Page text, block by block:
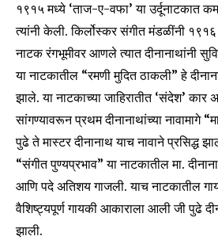
१९१५ मध्ये ‘ताज-ए-वफा’ या उर्दूनाटकात
त्यांनी केली. किर्लोस्कर संगीत मंडळींनी
नाटक रंगभूमीवर आणले त्यात दीनानाथांनी
या नाटकातील “रमणी मुदित ठाकली” हे
झाले. या नाटकाच्या जाहिरातीत ‘संदेश’ कार
सांगण्यावरून प्रथम दीनानाथांच्या नावामागे
पुढे ते मास्टर दीनानाथ याच नावाने प्रसिद्ध
“संगीत पुण्यप्रभाव” या नाटकातील मा.
आणि पदे अतिशय गाजली. याच नाटकातील
वैशिष्ट्यपूर्ण गायकी आकाराला आली जी पुढे
झाली.